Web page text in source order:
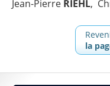
Jean-Pierre RIEHL
la